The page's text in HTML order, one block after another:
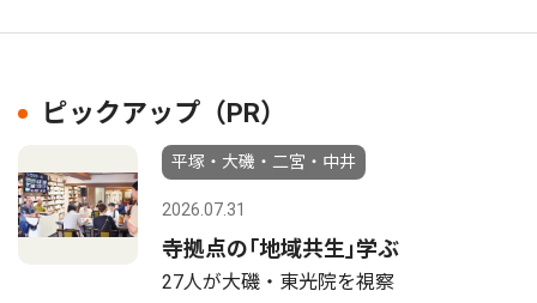
ピックアップ（PR）
平塚・大磯・二宮・中井
2026.07.31
寺拠点の｢地域共生｣学ぶ
27人が大磯・東光院を視察